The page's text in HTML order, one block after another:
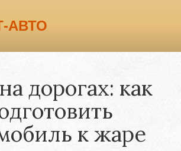
дорогах: как
к жаре